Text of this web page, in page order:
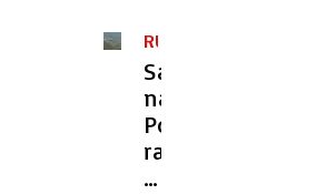
RUSKI
AGENTI?
Sabotaža:
na
Poljskem
razstrelili
železniško